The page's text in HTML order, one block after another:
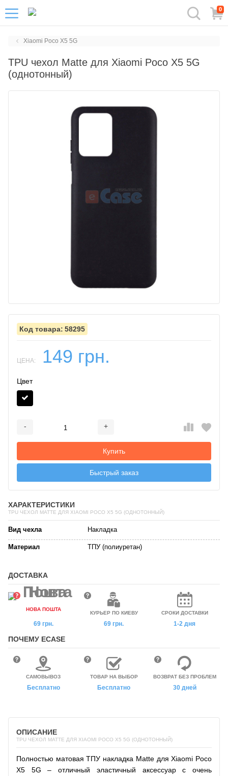
0
Xiaomi Poco X5 5G
TPU чехол Matte для Xiaomi Poco X5 5G
(однотонный)
58295
ЦЕНА: 149 грн.
Цвет
- +
Купить
Быстрый заказ
ХАРАКТЕРИСТИКИ
TPU ЧЕХОЛ MATTE ДЛЯ XIAOMI POCO X5 5G (ОДНОТОННЫЙ)
Вид чехла Накладка
Материал ТПУ (полиуретан)
ДОСТАВКА
НОВА ПОШТА
69 грн.
КУРЬЕР ПО КИЕВУ
69 грн.
СРОКИ ДОСТАВКИ
1-2 дня
ПОЧЕМУ ECASE
САМОВЫВОЗ
Бесплатно
ТОВАР НА ВЫБОР
Бесплатно
ВОЗВРАТ БЕЗ ПРОБЛЕМ
30 дней
ОПИСАНИЕ
TPU ЧЕХОЛ MATTE ДЛЯ XIAOMI POCO X5 5G (ОДНОТОННЫЙ)
Полностью матовая ТПУ накладка Matte для Xiaomi Poco
X5 5G– отличный эластичный аксессуар с очень